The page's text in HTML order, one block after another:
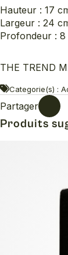
Hauteur : 17
Largeur : 24
Profondeur : 8
THE TREND
Categorie(s) :
Partager
Produits